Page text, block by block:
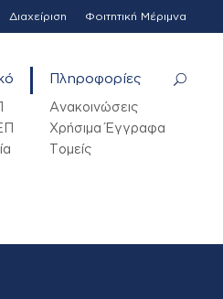
Διαχείριση Φοιτητική Μέριμνα
Πληροφορίες
Ανακοινώσεις
Χρήσιμα Έγγραφα
Τομείς